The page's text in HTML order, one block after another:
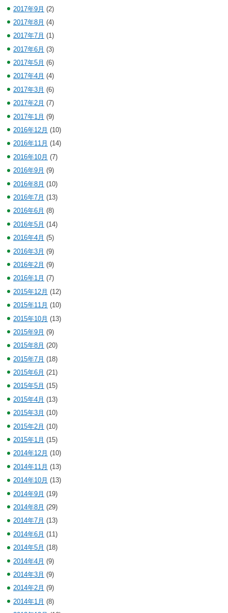
2017年9月 (2)
2017年8月 (4)
2017年7月 (1)
2017年6月 (3)
2017年5月 (6)
2017年4月 (4)
2017年3月 (6)
2017年2月 (7)
2017年1月 (9)
2016年12月 (10)
2016年11月 (14)
2016年10月 (7)
2016年9月 (9)
2016年8月 (10)
2016年7月 (13)
2016年6月 (8)
2016年5月 (14)
2016年4月 (5)
2016年3月 (9)
2016年2月 (9)
2016年1月 (7)
2015年12月 (12)
2015年11月 (10)
2015年10月 (13)
2015年9月 (9)
2015年8月 (20)
2015年7月 (18)
2015年6月 (21)
2015年5月 (15)
2015年4月 (13)
2015年3月 (10)
2015年2月 (10)
2015年1月 (15)
2014年12月 (10)
2014年11月 (13)
2014年10月 (13)
2014年9月 (19)
2014年8月 (29)
2014年7月 (13)
2014年6月 (11)
2014年5月 (18)
2014年4月 (9)
2014年3月 (9)
2014年2月 (9)
2014年1月 (8)